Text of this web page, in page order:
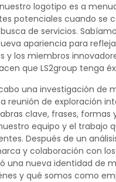
logotipo es a
potenciales cuando se
de servicios.
apariencia para
y los miembros
que LS2group tenga
una investigación de
reunión de exploración
clave, frases, formas
equipo y el trabajo
Después de un
y colaboración con
una nueva identidad de
y qué somos como